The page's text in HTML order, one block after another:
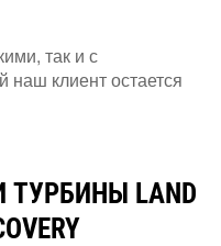
так и с
клиент остается
LAND